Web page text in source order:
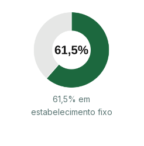
61,5% em
estabelecimento fixo